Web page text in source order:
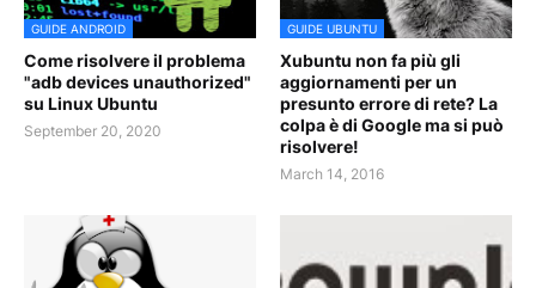
GUIDE ANDROID
Come risolvere il problema
"adb devices unauthorized"
su Linux Ubuntu
September 20, 2020
GUIDE UBUNTU
Xubuntu non fa più gli
aggiornamenti per un
presunto errore di rete? La
colpa è di Google ma si può
risolvere!
March 14, 2016